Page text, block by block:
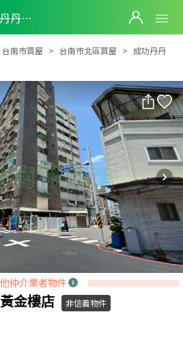
成功丹丹芳鄰一樓黃金樓店
成功丹丹芳鄰一樓黃金樓店
台南市買屋 台南市北區買屋
成功丹丹
仲介業者物件
金樓店 非信義物件